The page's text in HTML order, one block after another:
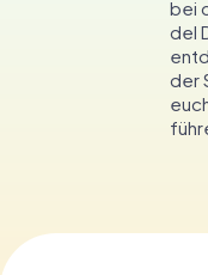
bei
del
der